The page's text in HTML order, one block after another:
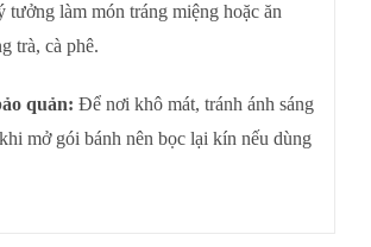
tưởng làm món tráng miệng hoặc ăn
trà, cà phê.
quản: Để nơi khô mát, tránh ánh sáng
mở gói bánh nên bọc lại kín nếu dùng